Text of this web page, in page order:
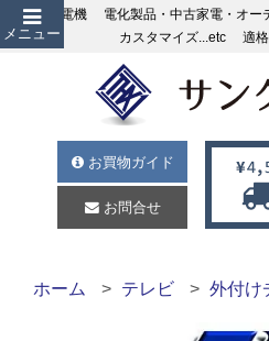
メニュー
サンクス電機 電化製品・中古家電・オ
カスタマイズ...etc 適
お買物ガイド
お問合せ
ホーム テレビ 外付け